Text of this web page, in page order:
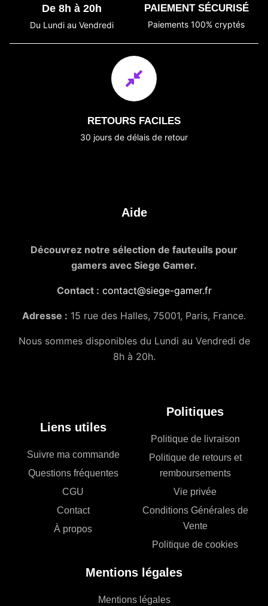
De 8h à 20h
Du Lundi au Vendredi
PAIEMENT SÉCURISÉ
Paiements 100% cryptés
RETOURS FACILES
30 jours de délais de retour
Aide
Découvrez notre sélection de fauteuils pour
gamers avec Siege Gamer.
Contact : contact@siege-gamer.fr
Adresse : 15 rue des Halles, 75001, Paris, France.
Nous sommes disponibles du Lundi au Vendredi de
8h à 20h.
Liens utiles
Suivre ma commande
Questions fréquentes
CGU
Contact
À propos
Politiques
Politique de livraison
Politique de retours et
remboursements
Vie privée
Conditions Générales de
Vente
Politique de cookies
Mentions légales
Mentions légales